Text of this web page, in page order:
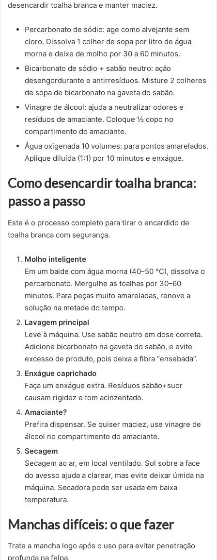
desencardir toalha branca e manter maciez.
Percarbonato de sódio: age como alvejante sem
cloro. Dissolva 1 colher de sopa por litro de água
morna e deixe de molho por 30 a 60 minutos.
Bicarbonato de sódio + sabão neutro: ação
desengordurante e antirresíduos. Misture 2 colheres
de sopa de bicarbonato na gaveta do sabão.
Vinagre de álcool: ajuda a neutralizar odores e
resíduos de amaciante. Coloque ½ copo no
compartimento do amaciante.
Água oxigenada 10 volumes: para pontos amarelados.
Aplique diluída (1:1) por 10 minutos e enxágue.
Como desencardir toalha branca:
passo a passo
Este é o processo completo para tirar o encardido de
toalha branca com segurança.
Molho inteligente
Em um balde com água morna (40–50 °C), dissolva o
percarbonato. Mergulhe as toalhas por 30–60
minutos. Para peças muito amareladas, renove a
solução na metade do tempo.
Lavagem principal
Leve à máquina. Use sabão neutro em dose correta.
Adicione bicarbonato na gaveta do sabão, e evite
excesso de produto, pois deixa a fibra “ensebada”.
Enxágue caprichado
Faça um enxágue extra. Resíduos sabão+suor
causam rigidez e tom acinzentado.
Amaciante?
Prefira dispensar. Se quiser maciez, use vinagre de
álcool no compartimento do amaciante.
Secagem
Secagem ao ar, em local ventilado. Sol sobre a face
do avesso ajuda a clarear, mas evite deixar úmida na
máquina. Secadora pode ser usada em baixa
temperatura.
Manchas difíceis: o que fazer
Trate a mancha logo após o uso para evitar penetração
profunda na felpa.